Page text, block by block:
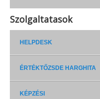
Szolgaltatasok
HELPDESK
ÉRTÉKTŐZSDE HARGHITA
KÉPZÉSI